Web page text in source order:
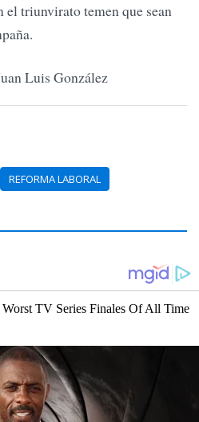
triunvirato temen que sean
Luis González
REFORMA LABORAL